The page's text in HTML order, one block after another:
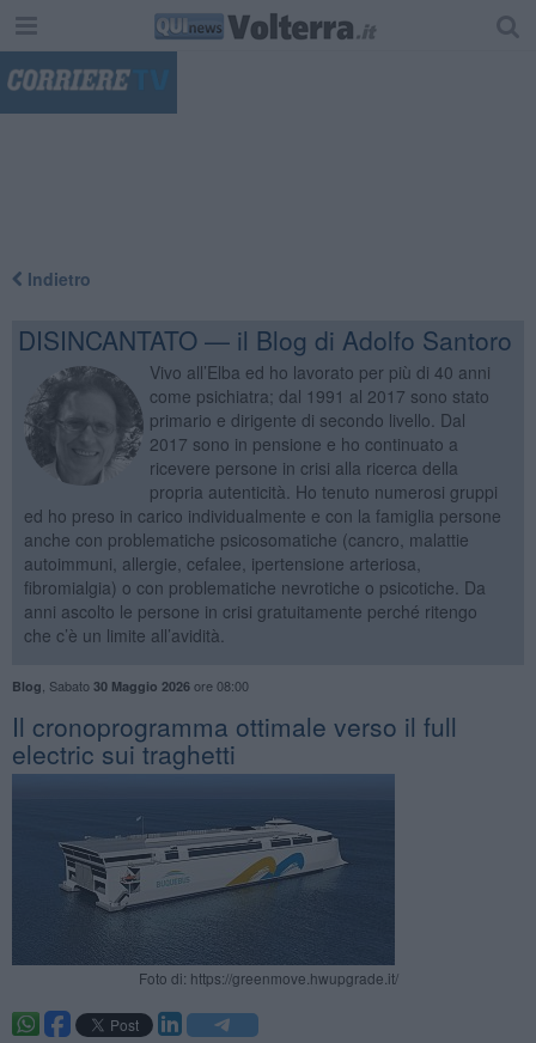
Indietro
DISINCANTATO — il Blog di Adolfo Santoro
Vivo all’Elba ed ho lavorato per più di 40 anni
come psichiatra; dal 1991 al 2017 sono stato
primario e dirigente di secondo livello. Dal
2017 sono in pensione e ho continuato a
ricevere persone in crisi alla ricerca della
propria autenticità. Ho tenuto numerosi gruppi
ed ho preso in carico individualmente e con la famiglia persone
anche con problematiche psicosomatiche (cancro, malattie
autoimmuni, allergie, cefalee, ipertensione arteriosa,
fibromialgia) o con problematiche nevrotiche o psicotiche. Da
anni ascolto le persone in crisi gratuitamente perché ritengo
che c’è un limite all’avidità.
Blog Sabato 30 Maggio 2026ore 08:00
​Il cronoprogramma ottimale verso il full
electric sui traghetti
Foto di: https://greenmove.hwupgrade.it/